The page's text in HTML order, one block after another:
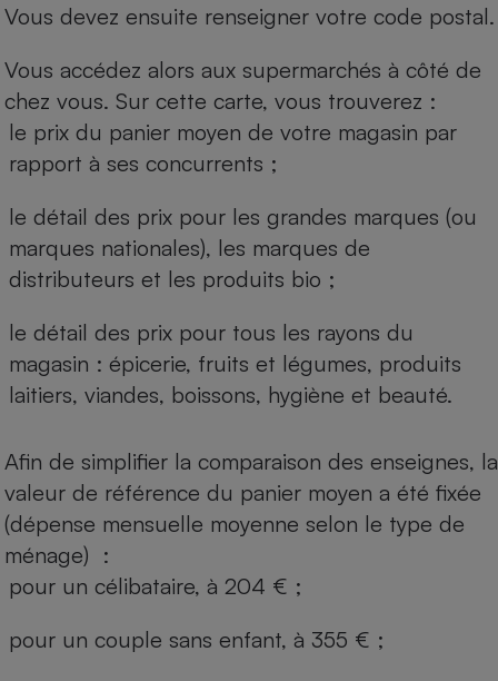
Vous devez ensuite renseigner votre code postal.
Vous accédez alors aux supermarchés à côté de
chez vous. Sur cette carte, vous trouverez :
le prix du panier moyen de votre magasin par
rapport à ses concurrents ;
le détail des prix pour les grandes marques (ou
marques nationales), les marques de
distributeurs et les produits bio ;
le détail des prix pour tous les rayons du
magasin : épicerie, fruits et légumes, produits
laitiers, viandes, boissons, hygiène et beauté.
Afin de simplifier la comparaison des enseignes, la
valeur de référence du panier moyen a été fixée
(dépense mensuelle moyenne selon le type de
ménage) :
pour un célibataire, à 204 € ;
pour un couple sans enfant, à 355 € ;